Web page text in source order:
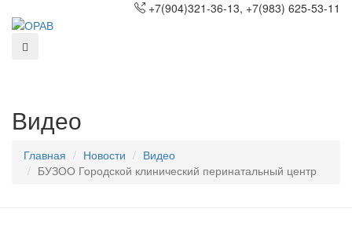
+7(904)321-36-13, +7(983) 625-53-11
Видео
Главная Новости
Видео
БУЗОО Городской клинический перинатальный центр